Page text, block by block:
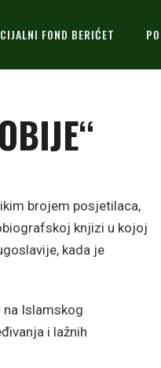
FOND BERIĆET
brojem posjetilaca,
knjizi u kojoj
kada je
Islamskog
i lažnih